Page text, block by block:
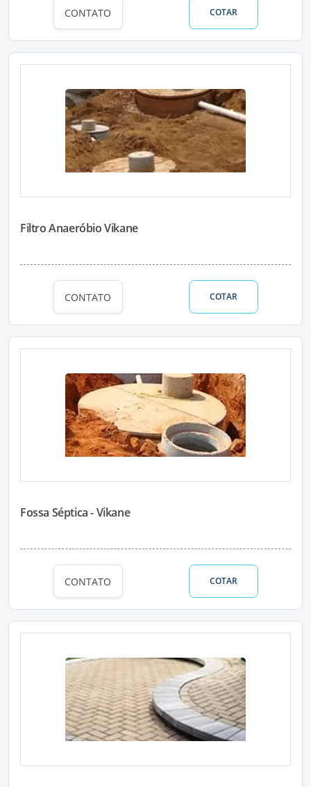
CONTATO COTAR
Filtro Anaeróbio Vikane
CONTATO COTAR
Fossa Séptica - Vikane
CONTATO COTAR